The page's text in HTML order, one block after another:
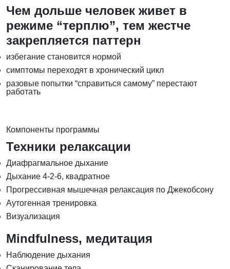
Чем дольше человек живет в
режиме “терплю”, тем жестче
закрепляется паттерн
избегание становится нормой
симптомы переходят в хронический цикл
разовые попытки “справиться самому” перестают
работать
Компоненты программы
Техники релаксации
Диафрагмальное дыхание
Дыхание 4-2-6, квадратное
Прогрессивная мышечная релаксация по Джекобсону
Аутогенная тренировка
Визуализация
Mindfulness, медитация
Наблюдение дыхания